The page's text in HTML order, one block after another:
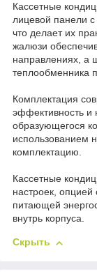
Кассетные
лицевой панели
что делает их
жалюзи
направлениях, а
теплообменника
Комплектация
эффективность и
образующегося
использованием
комплектацию.
Кассетные
настроек,
питающей
внутрь корпуса.
Скрыть